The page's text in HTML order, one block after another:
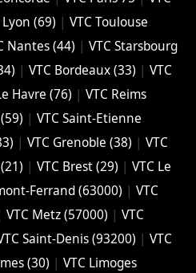
Lyon (69) |VTC Toulouse
Nantes (44) |VTC Starsbourg
|VTC Bordeaux (33) |VTC
Havre (76) |VTC Reims
|VTC Saint-Etienne
|VTC Grenoble (38) |VTC
|VTC Brest (29) |VTC Le
Ferrand (63000) |VTC
|VTC Metz (57000) |VTC
Saint-Denis (93200) | VTC
(30) |VTC Limoges